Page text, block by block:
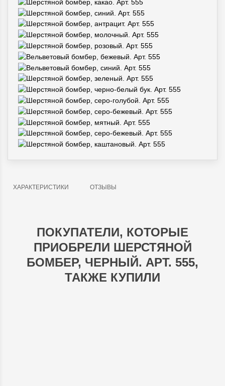
ХАРАКТЕРИСТИКИ ОТЗЫВЫ
ПОКУПАТЕЛИ, КОТОРЫЕ
ПРИОБРЕЛИ ШЕРСТЯНОЙ
БОМБЕР, ЧЕРНЫЙ. АРТ. 555,
ТАКЖЕ КУПИЛИ